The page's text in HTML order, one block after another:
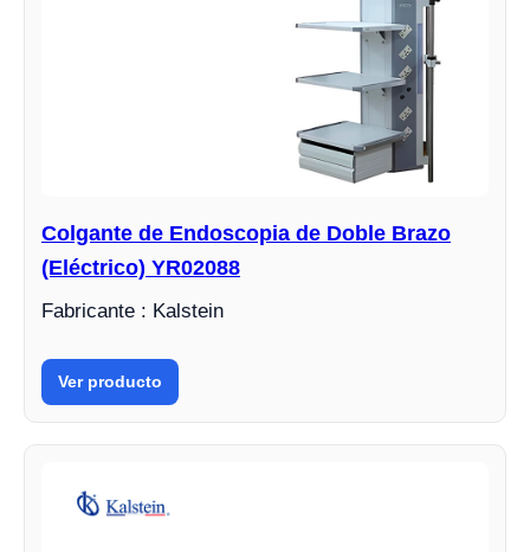
Colgante de Endoscopia de Doble Brazo
(Eléctrico) YR02088
Fabricante : Kalstein
Ver producto